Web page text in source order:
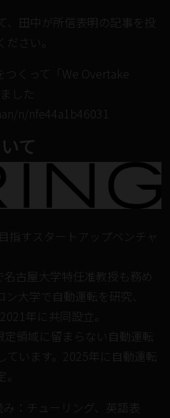
、田中が所信表明の記事を投
さい。
つくって「We Overtake
した
n/nfe44a1b46031
て
指すスタートアップベンチャ
古屋⼤学特任准教授も務め
⼤学で自動運転を研究、
年に共同設⽴。
領域に留まらない⾃動運転
ています。2025年に自動運転
：チューリング、英語表